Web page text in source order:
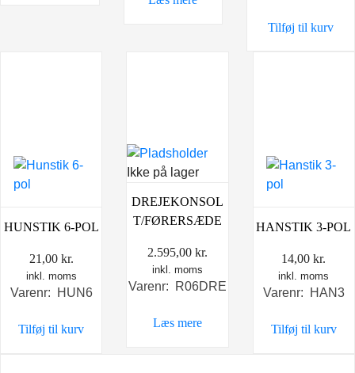
Tilføj til kurv
HUNSTIK 6-POL
21,00 kr.
inkl. moms
Varenr: HUN6
Tilføj til kurv
Ikke på lager
DREJEKONSOL
T/FØRERSÆDE
2.595,00 kr.
inkl. moms
Varenr: R06DRE
Læs mere
HANSTIK 3-POL
14,00kr.
inkl. moms
Varenr: HAN3
Tilføj til kurv